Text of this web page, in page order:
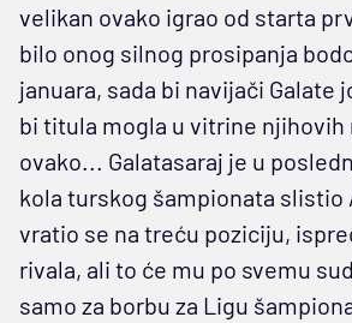
velikan ovako igrao od starta
bilo onog silnog prosipanja
januara, sada bi navijači Galate
bi titula mogla u vitrine njihovih
ovako... Galatasaraj je u
kola turskog šampionata slistio
vratio se na treću poziciju,
rivala, ali to će mu po svemu
samo za borbu za Ligu